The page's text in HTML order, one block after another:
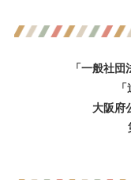
「一般社
大阪府